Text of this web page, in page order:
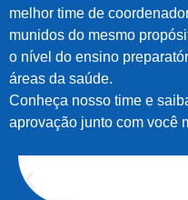
melhor time de
munidos do mesmo
o nível do ensino
áreas da saúde.
Conheça nosso time e
aprovação junto com você